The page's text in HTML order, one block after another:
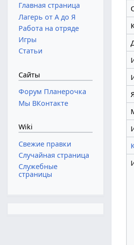
Главная страница
Лагерь от А до Я
Работа на отряде
Игры
Статьи
Сайты
Форум Планерочка
Мы ВКонтакте
Wiki
Свежие правки
Случайная страница
Служебные
страницы